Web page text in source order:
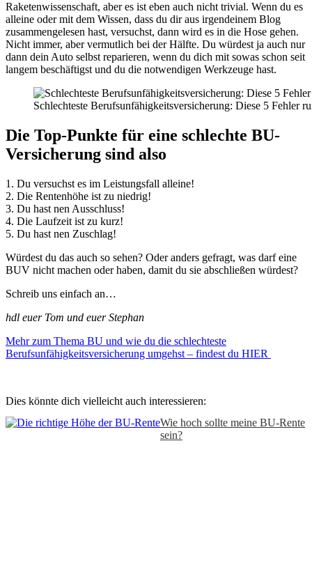
Raketenwissenschaft, aber es ist eben auch nicht trivial. Wenn du es
alleine oder mit dem Wissen, dass du dir aus irgendeinem Blog
zusammengelesen hast, versuchst, dann wird es in die Hose gehen.
Nicht immer, aber vermutlich bei der Hälfte. Du würdest ja auch nur
dann dein Auto selbst reparieren, wenn du dich mit sowas schon seit
langem beschäftigst und du die notwendigen Werkzeuge hast.
Schlechteste Berufsunfähigkeitsversicherung: Diese 5 Fehler
Die Top-Punkte für eine schlechte BU-
Versicherung sind also
1. Du versuchst es im Leistungsfall alleine!
2. Die Rentenhöhe ist zu niedrig!
3. Du hast nen Ausschluss!
4. Die Laufzeit ist zu kurz!
5. Du hast nen Zuschlag!
Würdest du das auch so sehen? Oder anders gefragt, was darf eine
BUV nicht machen oder haben, damit du sie abschließen würdest?
Schreib uns einfach an…
hdl euer Tom und euer Stephan
Mehr zum Thema BU und wie du die schlechteste
Berufsunfähigkeitsversicherung umgehst – findest du HIER
Dies könnte dich vielleicht auch interessieren:
Wie hoch sollte meine BU-Rente
sein?